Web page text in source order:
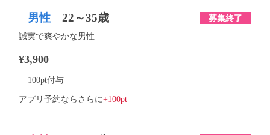
男性 22～35歳 募集終了
誠実で爽やかな男性
¥3,900
100pt付与
アプリ予約ならさらに+100pt